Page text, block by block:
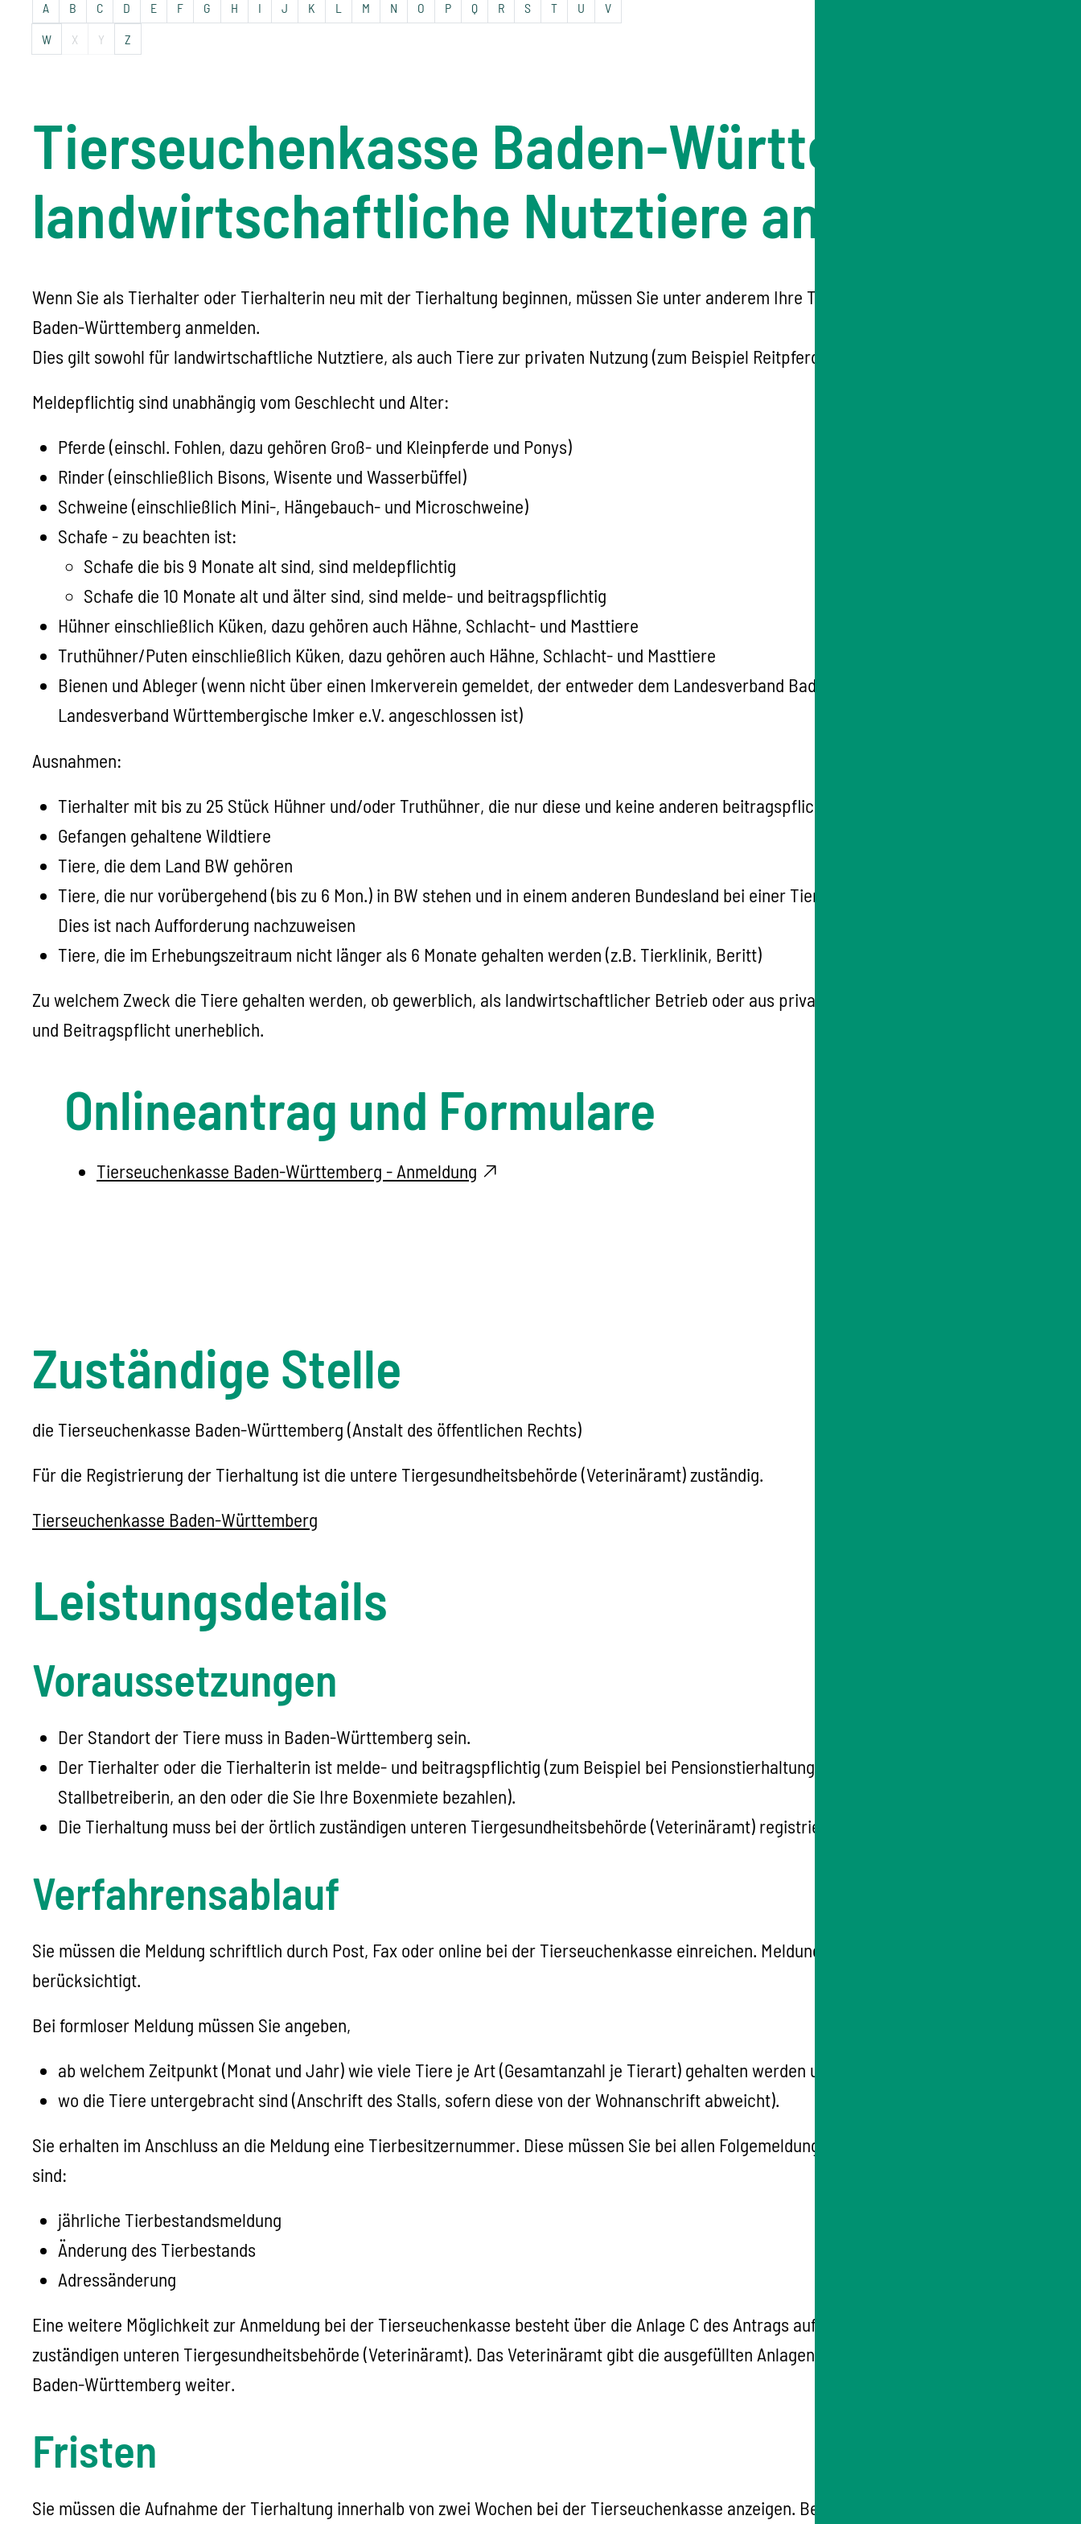
A B C D E F G H I J K L M N O P Q R S T U V
W X Y Z
Tierseuchenkasse Baden-Württemberg -
landwirtschaftliche Nutztiere anmelden
Wenn Sie als Tierhalter oder Tierhalterin neu mit der Tierhaltung beginnen, müssen Sie unter anderem Ihre Tiere bei der Tierseuchenkasse
Baden-Württemberg anmelden.
Dies gilt sowohl für landwirtschaftliche Nutztiere, als auch Tiere zur privaten Nutzung (zum Beispiel Reitpferde)
Meldepflichtig sind unabhängig vom Geschlecht und Alter:
Pferde (einschl. Fohlen, dazu gehören Groß- und Kleinpferde und Ponys)
Rinder(einschließlich Bisons, Wisente und Wasserbüffel)
Schweine (einschließlich Mini-, Hängebauch- und Microschweine)
Schafe - zu beachten ist:
Schafe die bis 9 Monate alt sind, sind meldepflichtig
Schafe die 10 Monate alt und älter sind, sind melde- und beitragspflichtig
Hühner einschließlich Küken, dazu gehören auch Hähne, Schlacht- und Masttiere
Truthühner/Puten einschließlich Küken, dazu gehören auch Hähne, Schlacht- und Masttiere
Bienen und Ableger(wenn nicht über einen Imkerverein gemeldet, der entweder dem Landesverband Badischer Imker e.V. oder dem
Landesverband Württembergische Imker e.V. angeschlossen ist)
Ausnahmen:
Tierhalter mit bis zu 25 Stück Hühner und/oder Truthühner, die nur diese und keine anderen beitragspflichtigen Tiere halten
Gefangen gehaltene Wildtiere
Tiere, die dem Land BW gehören
Tiere, die nur vorübergehend (bis zu 6 Mon.) in BW stehen und in einem anderen Bundesland bei einer Tierseuchenkasse gemeldet sind.
Dies ist nach Aufforderung nachzuweisen
Tiere, die im Erhebungszeitraum nicht länger als 6 Monate gehalten werden (z.B. Tierklinik, Beritt)
Zu welchem Zweck die Tiere gehalten werden, ob gewerblich, als landwirtschaftlicher Betrieb oder aus privaten Gründen, ist für die Melde-
und Beitragspflicht unerheblich.
Onlineantrag und Formulare
Tierseuchenkasse Baden-Württemberg - Anmeldung
Zuständige Stelle
die Tierseuchenkasse Baden-Württemberg (Anstalt des öffentlichen Rechts)
Für die Registrierung der Tierhaltung ist die untere Tiergesundheitsbehörde (Veterinäramt) zuständig.
Tierseuchenkasse Baden-Württemberg
Leistungsdetails
Voraussetzungen
Der Standort der Tiere muss in Baden-Württemberg sein.
Der Tierhalter oder die Tierhalterin ist melde- und beitragspflichtig (zum Beispiel bei Pensionstierhaltung der Stallbetreiber oder die
Stallbetreiberin, an den oder die Sie Ihre Boxenmiete bezahlen).
Die Tierhaltung muss bei der örtlich zuständigen unteren Tiergesundheitsbehörde (Veterinäramt) registriert sein.
Verfahrensablauf
Sie müssen die Meldung schriftlich durch Post, Fax oder online bei der Tierseuchenkasse einreichen. Meldungen per Telefon werden nicht
berücksichtigt.
Bei formloser Meldung müssen Sie angeben,
ab welchem Zeitpunkt (Monat und Jahr) wie viele Tiere je Art (Gesamtanzahl je Tierart) gehalten werden und
wo die Tiere untergebracht sind (Anschrift des Stalls, sofern diese von der Wohnanschrift abweicht).
Sie erhalten im Anschluss an die Meldung eine Tierbesitzernummer. Diese müssen Sie bei allen Folgemeldungen angeben. Folgemeldungen
sind:
jährliche Tierbestandsmeldung
Änderung des Tierbestands
Adressänderung
Eine weitere Möglichkeit zur Anmeldung bei der Tierseuchenkasse besteht über die Anlage C des Antrags auf Registrierung bei der jeweils
zuständigen unteren Tiergesundheitsbehörde (Veterinäramt). Das Veterinäramt gibt die ausgefüllten Anlagen an die Tierseuchenkasse
Baden-Württemberg weiter.
Fristen
Sie müssen die Aufnahme der Tierhaltung innerhalb von zwei Wochen bei der Tierseuchenkasse anzeigen. Bestimmte Änderungen im